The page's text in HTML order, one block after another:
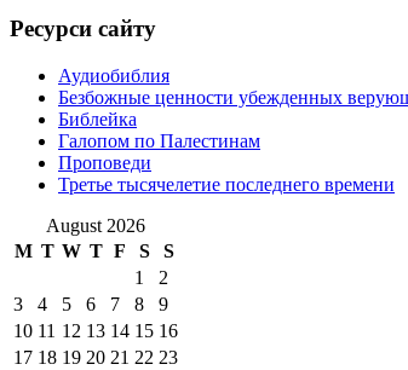
Ресурси сайту
Аудиобиблия
Безбожные ценности убежденных
Библейка
Галопом по Палестинам
Проповеди
Третье тысячелетие последнего времени
August 2026
M T W T F S
S
1
2
3
4 5 6 7 8
9
10 11 12 13 14 15 16
17 18 19 20 21 22 23